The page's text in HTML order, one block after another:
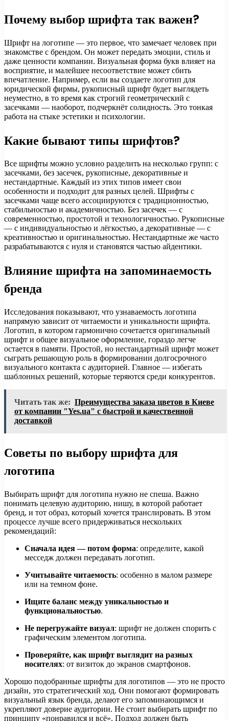
Почему выбор шрифта так важен?
Шрифт на логотипе — это первое, что замечает человек при
знакомстве с брендом. Он может передать эмоции, стиль и
даже ценности компании. Визуальная форма букв влияет на
восприятие, и малейшее несоответствие может сбить
впечатление. Например, если вы создаете логотип для
юридической фирмы, рукописный шрифт будет выглядеть
неуместно, в то время как строгий геометрический с
засечками — наоборот, подчеркнёт солидность. Это тонкая
работа на стыке эстетики и психологии.
Какие бывают типы шрифтов?
Все шрифты можно условно разделить на несколько групп: с
засечками, без засечек, рукописные, декоративные и
нестандартные. Каждый из этих типов имеет свои
особенности и подходит для разных целей. Шрифты с
засечками чаще всего ассоциируются с традиционностью,
стабильностью и академичностью. Без засечек — с
современностью, простотой и технологичностью. Рукописные
— с индивидуальностью и лёгкостью, а декоративные — с
креативностью и оригинальностью. Нестандартные же часто
разрабатываются с нуля и становятся частью айдентики.
Влияние шрифта на запоминаемость
бренда
Исследования показывают, что узнаваемость логотипа
напрямую зависит от читаемости и уникальности шрифта.
Логотип, в котором гармонично сочетается оригинальный
шрифт и общее визуальное оформление, гораздо легче
остается в памяти. Простой, но нестандартный шрифт может
сыграть решающую роль в формировании долгосрочного
визуального контакта с аудиторией. Главное — избегать
шаблонных решений, которые теряются среди конкурентов.
Читать так же: Преимущества заказа цветов в Киеве
от компании "Yes.ua" с быстрой и качественной
доставкой
Советы по выбору шрифта для
логотипа
Выбирать шрифт для логотипа нужно не спеша. Важно
понимать целевую аудиторию, нишу, в которой работает
бренд, и тот образ, который хочется транслировать. В этом
процессе лучше всего придерживаться нескольких
рекомендаций:
Сначала идея — потом форма: определите, какой
месседж должен передавать логотип.
Учитывайте читаемость: особенно в малом размере
или на темном фоне.
Ищите баланс между уникальностью и
функциональностью.
Не перегружайте визуал: шрифт не должен спорить с
графическим элементом логотипа.
Проверяйте, как шрифт выглядит на разных
носителях: от визиток до экранов смартфонов.
Хорошо подобранные шрифты для логотипов — это не просто
дизайн, это стратегический ход. Они помогают формировать
визуальный язык бренда, делают его запоминающимся и
укрепляют доверие аудитории. Не стоит выбирать шрифт по
принципу «понравился и всё». Подход должен быть